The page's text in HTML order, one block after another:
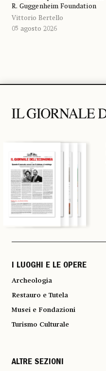
R. Guggenheim Foundation
Vittorio Bertello
05 agosto 2026
I LUOGHI E LE OPERE
Archeologia
Restauro e Tutela
Musei e Fondazioni
Turismo Culturale
ALTRE SEZIONI